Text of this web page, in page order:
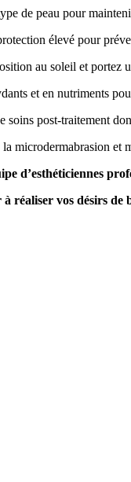
de peau pour
élevé pour
au soleil et portez
et en nutriments
post-traitement
microdermabrasion et
d’esthéticiennes
réaliser vos désirs de